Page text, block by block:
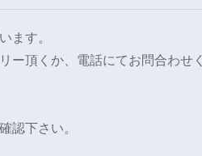
ます。
ー頂くか、電話にてお問合わせく
認下さい。